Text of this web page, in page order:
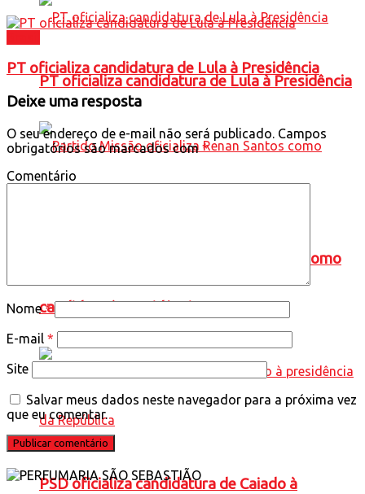
PT oficializa candidatura de Lula à Presidência
Partido Missão oficializa Renan Santos como
candidato à Presidência
PSD oficializa candidatura de Caiado à
PT oficializa candidatura de Lula à Presidência
Deixe uma resposta
O seu endereço de e-mail não será publicado. Campos
obrigatórios são marcados com*
Comentário
Nome*
E-mail *
Site
Salvar meus dados neste navegador para a próxima vez
que eu comentar.